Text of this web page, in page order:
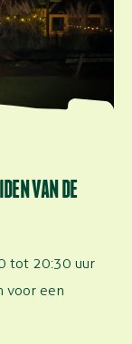
VAN DE
tot 20:30 uur
voor een